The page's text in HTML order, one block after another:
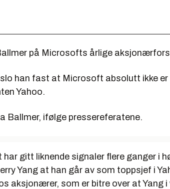
på Microsofts årlige
slo han fast at Microsoft absolutt ikke
Yahoo.
Ballmer, ifølge pressereferatene.
gitt liknende signaler flere ganger i
Yang at han går av som toppsjef i
aksjonærer, som er bitre over at Yang